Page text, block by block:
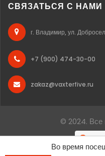
СВЯЗАТЬСЯ С НАМИ
г. Владимир, ул.
+7 (900) 474-30-00
zakaz@vaxterfive.ru
© 2024. Все
Во время